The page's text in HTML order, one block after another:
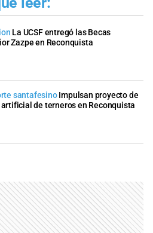
La UCSF entregó las Becas
Zazpe en Reconquista
santafesino Impulsan proyecto de
de terneros en Reconquista